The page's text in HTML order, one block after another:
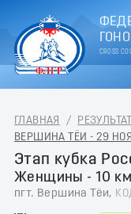
CROSS
ГЛАВНАЯ /
ВЕРШИНА ТЁИ - 29
Этап кубка
Женщины - 10
пгт. Вершина Тёи,